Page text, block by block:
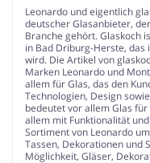
Leonardo und eigentlich
deutscher Glasanbieter,
Branche gehört. Glaskoch
in Bad Driburg-Herste,
wird. Die Artikel von
Marken Leonardo und
allem für Glas, das den
Technologien, Design
bedeutet vor allem Glas
allem mit Funktionalität
Sortiment von Leonardo
Tassen, Dekorationen und
Möglichkeit, Gläser,